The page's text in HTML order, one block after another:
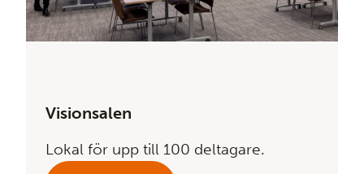
Visionsalen
Lokal för upp till 100 deltagare.